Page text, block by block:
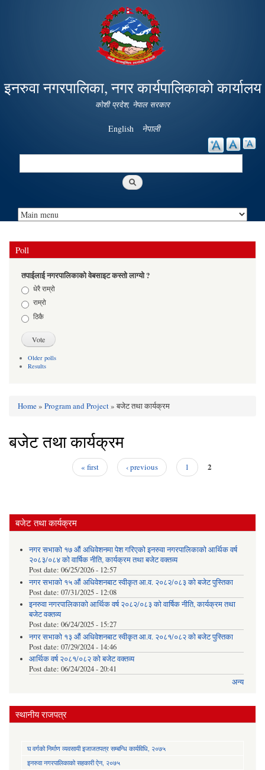
Skip to
main
content
इनरुवा नगरपालिका, नगर कार्यपालिकाको कार्यालय
कोशी प्रदेश, नेपाल सरकार
English नेपाली
Search
Poll
तपाईलाई नगरपालिकाको वेबसाइट कस्तो लाग्यो ?
Choicesधेरै राम्रो
राम्रो
ठिकै
Older polls
Results
You are here
Home» Program and Project» बजेट तथा कार्यक्रम
बजेट तथा कार्यक्रम
« first ‹ previous 1 2
बजेट तथा कार्यक्रम
नगर सभाको १७ औं अधिवेशनमा पेश गरिएको इनरुवा नगरपालिकाको आर्थिक वर्ष
२०८३/०८४ को वार्षिक नीति, कार्यक्रम तथा बजेट वक्तव्य
Post date: 06/25/2026 - 12:57
नगर सभाको १५ औं अधिवेशनबाट स्वीकृत आ.व. २०८२/०८३ को बजेट पुस्तिका
Post date: 07/31/2025 - 12:08
इनरुवा नगरपालिकाको आर्थिक वर्ष २०८२/०८३ को वार्षिक नीति, कार्यक्रम तथा
बजेट वक्तव्य
Post date: 06/24/2025 - 15:27
नगर सभाको १३ औं अधिवेशनबाट स्वीकृत आ.व. २०८१/०८२ को बजेट पुस्तिका
Post date: 07/29/2024 - 14:46
आर्थिक वर्ष २०८१/०८२ को बजेट वक्तव्य
Post date: 06/24/2024 - 20:41
अन्य
स्थानीय राजपत्र
घ वर्गको निर्माण व्यवसायी इजाजतपत्र सम्बन्धि कार्यविधि, २०७५
इनरुवा नगरपालिकाको सहकारी ऐन, २०७५